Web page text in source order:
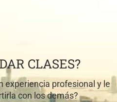
CLASES?
experiencia profesional y le
con los demás?